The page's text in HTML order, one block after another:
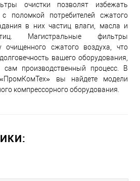
очистки позволят избежать
поломкой потребителей сжатого
в них частиц влаги, масла и
Магистральные фильтры
очищенного сжатого воздуха, что
вашего оборудования,
сам производственный процесс. В
вы найдете модели
компрессорного оборудования.